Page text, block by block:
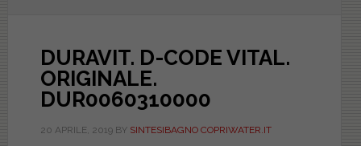
DURAVIT. D-CODE VITAL.
ORIGINALE.
DUR0060310000
20 APRILE, 2019BY SINTESIBAGNO COPRIWATER.IT